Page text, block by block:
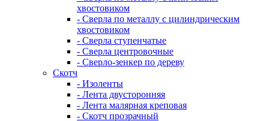
хвостовиком
- Сверла по металлу с цилиндрическим
хвостовиком
- Сверла ступенчатые
- Сверла центровочные
- Сверло-зенкер по дереву
Скотч
- Изоленты
- Лента двусторонняя
- Лента малярная креповая
- Скотч прозрачный